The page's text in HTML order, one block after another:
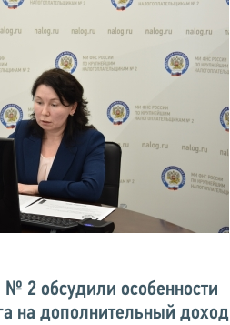
2 обсудили особенности
на дополнительный доход